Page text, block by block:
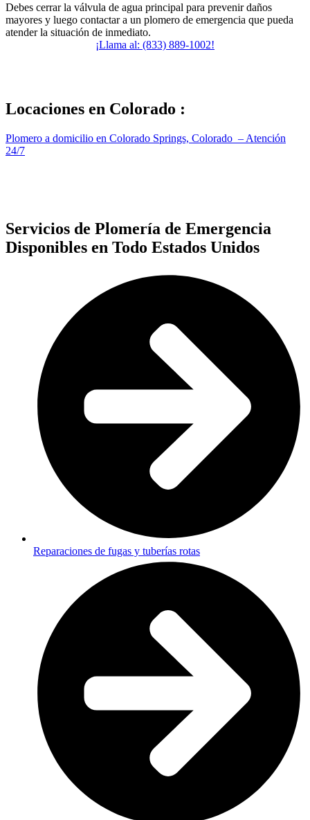
Debes cerrar la válvula de agua principal para prevenir daños
mayores y luego contactar a un plomero de emergencia que pueda
atender la situación de inmediato.
¡Llama al: (833) 889-1002!
Locaciones en Colorado :
Plomero a domicilio en Colorado Springs, Colorado – Atención
24/7
Servicios de Plomería de Emergencia
Disponibles en Todo Estados Unidos
Reparaciones de fugas y tuberías rotas